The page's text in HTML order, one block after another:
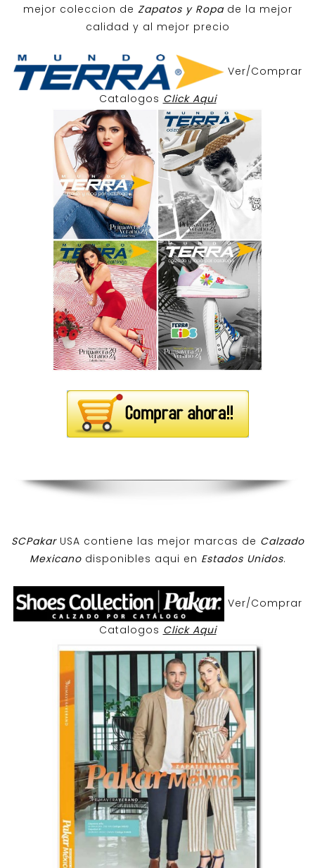
mejor coleccion de Zapatos y Ropa de la mejor
calidad y al mejor precio
Ver/Comprar
Catalogos Click Aqui
SCPakar USA contiene las mejor marcas de Calzado
Mexicanodisponibles aqui en Estados Unidos.
Ver/Comprar
Catalogos Click Aqui